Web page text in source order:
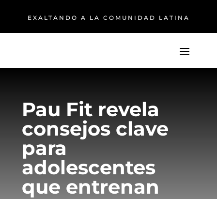
EXALTANDO A LA COMUNIDAD LATINA
Pau Fit revela
consejos clave
para
adolescentes
que entrenan